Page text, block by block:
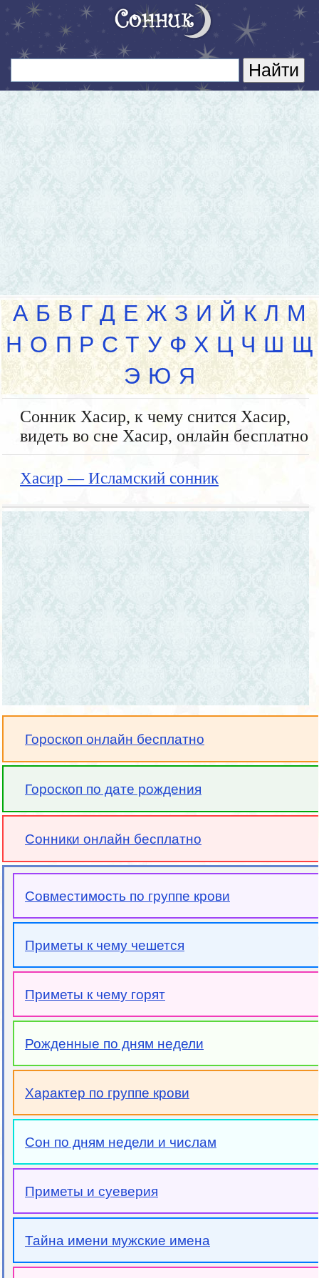
А Б В Г Д Е Ж З И Й К Л М
Н О П Р С Т У Ф Х Ц Ч Ш Щ
Э Ю Я
Сонник Хасир, к чему снится Хасир,
видеть во сне Хасир, онлайн бесплатно
Хасир — Исламский сонник
Гороскоп онлайн бесплатно
Гороскоп по дате рождения
Сонники онлайн бесплатно
Совместимость по группе крови
Приметы к чему чешется
Приметы к чему горят
Рожденные по дням недели
Характер по группе крови
Сон по дням недели и числам
Приметы и суеверия
Тайна имени мужские имена